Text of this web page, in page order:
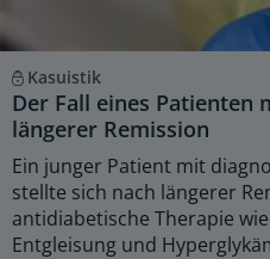
Kasuistik
Der Fall eines Patienten
längerer Remission
Ein junger Patient mit
stellte sich nach längerer
antidiabetische Therapie
Entgleisung und